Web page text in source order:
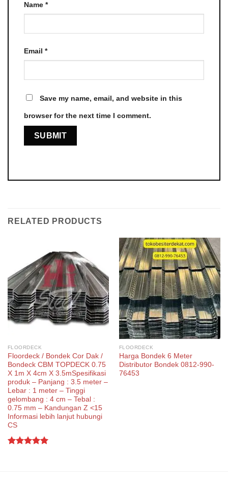
Name *
Email *
Save my name, email, and website in this
browser for the next time I comment.
RELATED PRODUCTS
FLOORDECK
Floordeck / Bondek Cor Dak /
Bondeck CBM TOPDECK 0.75
X 1m X 4cm X 3.5mSpesifikasi
produk – Panjang : 3.5 meter –
Lebar : 1 meter – Tinggi
gelombang : 4 cm – Tebal :
0.75 mm – Kandungan Z <15
Informasi lebih lanjut hubungi
CS
FLOORDECK
Harga Bondek 6 Meter
Distributor Bondek 0812-990-
76453